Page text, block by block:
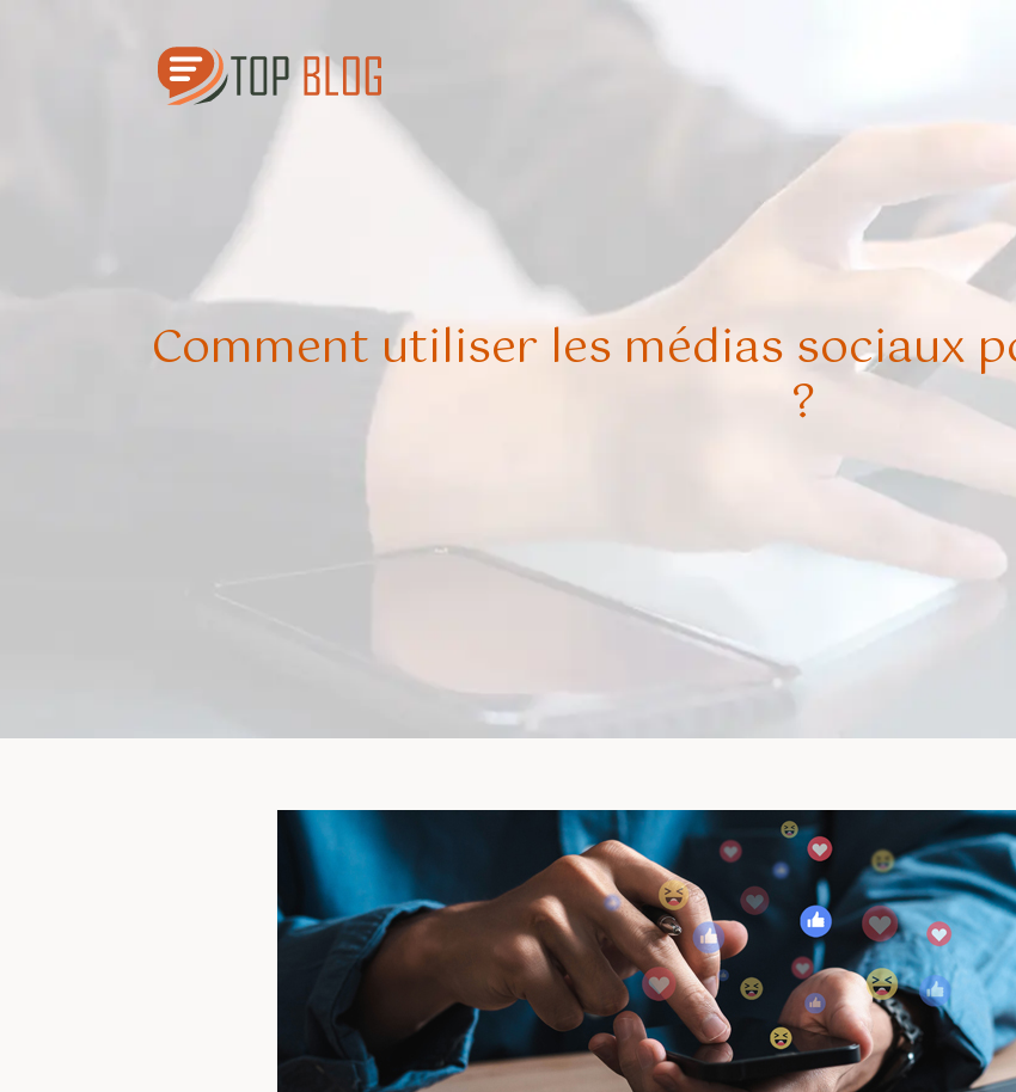
Comment utiliser les médias sociaux
?